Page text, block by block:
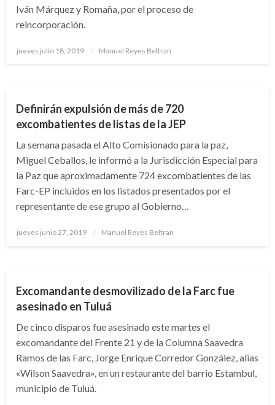
Iván Márquez y Romaña, por el proceso de
reincorporación.
Publicado
jueves julio 18, 2019 Manuel Reyes Beltran
Definirán expulsión de más de 720
excombatientes de listas de la JEP
La semana pasada el Alto Comisionado para la paz,
Miguel Ceballos, le informó a la Jurisdicción Especial para
la Paz que aproximadamente 724 excombatientes de las
Farc-EP incluidos en los listados presentados por el
representante de ese grupo al Gobierno…
Publicado
jueves junio 27, 2019 Manuel Reyes Beltran
Excomandante desmovilizado de la Farc fue
asesinado en Tuluá
De cinco disparos fue asesinado este martes el
excomandante del Frente 21 y de la Columna Saavedra
Ramos de las Farc, Jorge Enrique Corredor González, alias
«Wilson Saavedra», en un restaurante del barrio Estambul,
municipio de Tuluá.